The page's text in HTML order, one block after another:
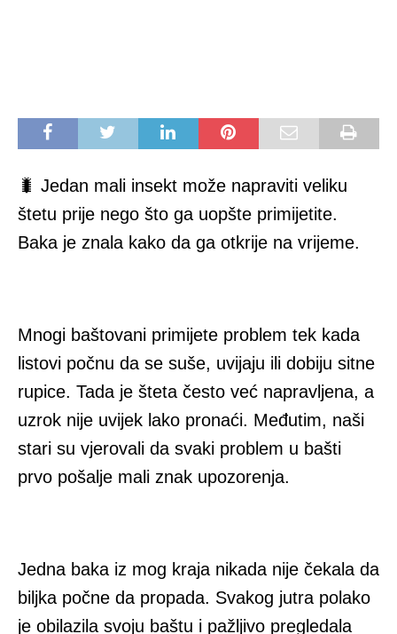
🐛 Jedan mali insekt može napraviti veliku
štetu prije nego što ga uopšte primijetite.
Baka je znala kako da ga otkrije na vrijeme.
Mnogi baštovani primijete problem tek kada
listovi počnu da se suše, uvijaju ili dobiju sitne
rupice. Tada je šteta često već napravljena, a
uzrok nije uvijek lako pronaći. Međutim, naši
stari su vjerovali da svaki problem u bašti
prvo pošalje mali znak upozorenja.
Jedna baka iz mog kraja nikada nije čekala da
biljka počne da propada. Svakog jutra polako
je obilazila svoju baštu i pažljivo pregledala